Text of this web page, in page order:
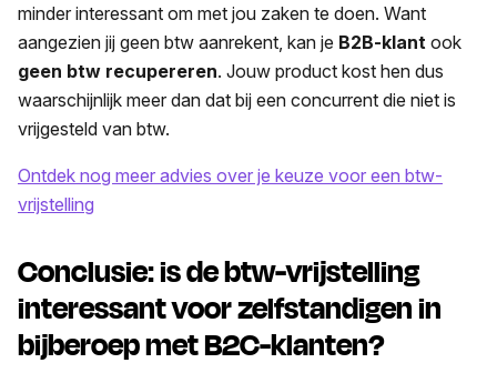
minder interessant om met jou zaken te doen. Want
aangezien jij geen btw aanrekent, kan je B2B-klant ook
geen btw recupereren. Jouw product kost hen dus
waarschijnlijk meer dan dat bij een concurrent die niet is
vrijgesteld van btw.
Ontdek nog meer advies over je keuze voor een btw-
vrijstelling
Conclusie: is de btw-vrijstelling
interessant voor zelfstandigen in
bijberoep met B2C-klanten?